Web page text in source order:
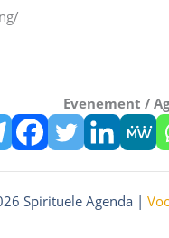
Evenement /
Spirituele Agenda |